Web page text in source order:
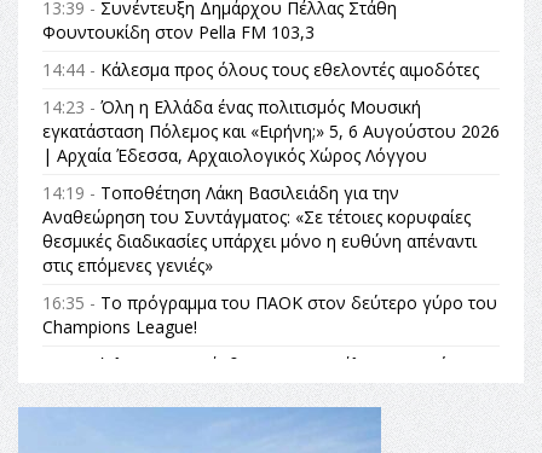
13:39 - Συνέντευξη Δημάρχου Πέλλας Στάθη
Φουντουκίδη στον Pella FM 103,3
14:44 - Κάλεσμα προς όλους τους εθελοντές αιμοδότες
14:23 - Όλη η Ελλάδα ένας πολιτισμός Μουσική
εγκατάσταση Πόλεμος και «Ειρήνη;» 5, 6 Αυγούστου 2026
| Αρχαία Έδεσσα, Αρχαιολογικός Χώρος Λόγγου
14:19 - Τοποθέτηση Λάκη Βασιλειάδη για την
Αναθεώρηση του Συντάγματος: «Σε τέτοιες κορυφαίες
θεσμικές διαδικασίες υπάρχει μόνο η ευθύνη απέναντι
στις επόμενες γενιές»
16:35 - Το πρόγραμμα του ΠΑΟΚ στον δεύτερο γύρο του
Champions League!
Όλυμπος: Εντάχθηκε στον Κατάλογο Παγκόσμιας
Κληρονομιάς της UNESCO – Ομόφωνη η απόφαση Ο
Όλυμπος αναγνωρίστηκε ως φυσικό και πολιτιστικό
αγαθό εξέχουσας οικουμενικής αξίας για την